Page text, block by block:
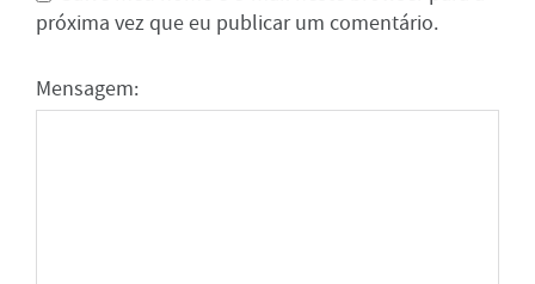
próxima vez que eu publicar um comentário.
Mensagem: